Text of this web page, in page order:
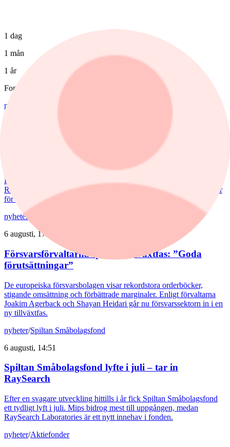
1 dag
1 mån
1 år
Fonder
nyheter
Förvaltaren efter Troax rusning:
"Fortsatt stor potential"
Lancelot Sverige steg 8,6% i juli, mot 2,2% för jämförelseindex.
Rapportvinnarna Mips och Troax bidrog till uppgången. I Troax ser
förvaltaren Erik Bertilsson fortsatt stor potential.
nyheter
6 augusti, 17:03
Försvarsförvaltarna spår ny tillväxtfas: ”Goda
förutsättningar”
De europeiska försvarsbolagen visar rekordstora orderböcker,
stigande omsättning och förbättrade marginaler. Enligt förvaltarna
Joakim Agerback och Shayan Heidari går nu försvarssektorn in i en
ny tillväxtfas.
nyheter/Spiltan Småbolagsfond
6 augusti, 14:51
Spiltan Småbolagsfond lyfte i juli – tar in
RaySearch
Efter en svagare utveckling hittills i år fick Spiltan Småbolagsfond
ett tydligt lyft i juli. Mips bidrog mest till uppgången, medan
RaySearch Laboratories är ett nytt innehav i fonden.
nyheter/Aktiefonder